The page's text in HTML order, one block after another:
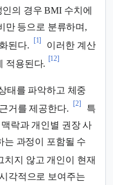
인의 경우 BMI 수치에
만 등으로 분류하며,
된다.
[1]
이러한 계산
적용된다.
[12]
태를 파악하고 체중
거를 제공한다.
[2]
특
락과 개인별 권장 사
는 과정이 포함될 수
치지 않고 개인이 현재
각적으로 보여주는